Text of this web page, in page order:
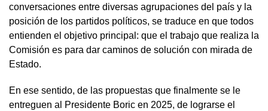
conversaciones entre diversas agrupaciones del país y la
posición de los partidos políticos, se traduce en que todos
entienden el objetivo principal: que el trabajo que realiza la
Comisión es para dar caminos de solución con mirada de
Estado.
En ese sentido, de las propuestas que finalmente se le
entreguen al Presidente Boric en 2025, de lograrse el